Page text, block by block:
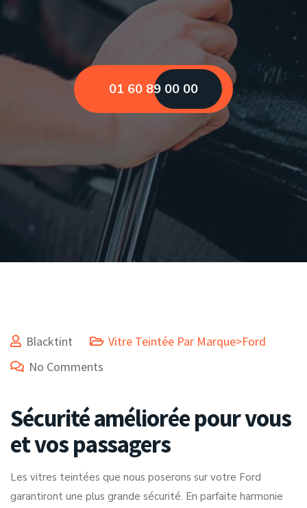
01 60 89 00 00
Blacktint
Vitre Teintée Par Marque>Ford
No Comments
Sécurité améliorée pour vous
et vos passagers
Les vitres teintées que nous poserons sur votre Ford
garantiront une plus grande sécurité. En parfaite harmonie